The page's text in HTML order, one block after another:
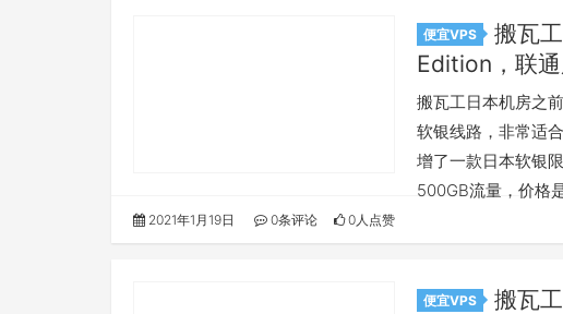
便宜VPS
搬瓦
Edition，联
搬瓦工日本机房之
软银线路，非常适
增了一款日本软银
500GB流量，价格
2021年1月19日 0条评论 0人点赞
便宜VPS
搬瓦